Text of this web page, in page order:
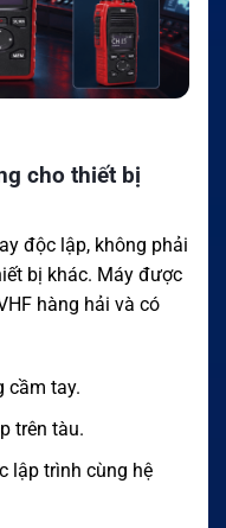
cho thiết bị
độc lập, không phải
bị khác. Máy được
hàng hải và có
cầm tay.
trên tàu.
lập trình cùng hệ